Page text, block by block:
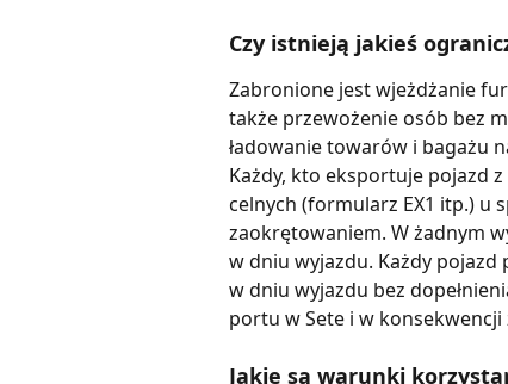
Czy istnieją jakieś
Zabronione jest wjeżdżanie
także przewożenie osób bez
ładowanie towarów i bagażu
Każdy, kto eksportuje pojazd
celnych (formularz EX1 itp.) u
zaokrętowaniem. W żadnym
w dniu wyjazdu. Każdy
w dniu wyjazdu bez
portu w Sete i w
Jakie są warunki